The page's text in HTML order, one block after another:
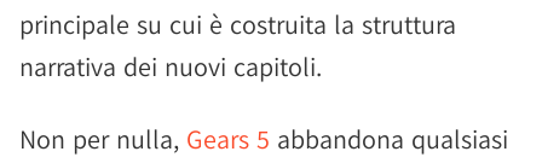
principale su cui è costruita la struttura
narrativa dei nuovi capitoli.
Non per nulla, Gears 5 abbandona qualsiasi